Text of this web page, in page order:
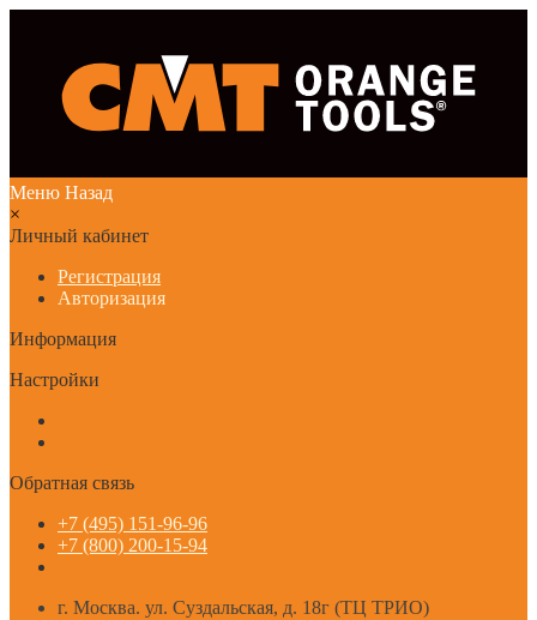
Меню Назад
×
Личный кабинет
Регистрация
Авторизация
Информация
Настройки
Обратная связь
+7 (495) 151-96-96
+7 (800) 200-15-94
г. Москва. ул. Суздальская, д. 18г (ТЦ ТРИО)